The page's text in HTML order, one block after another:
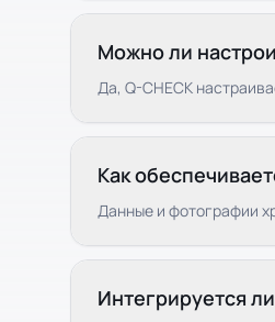
Можно ли
Да, Q-CHECK
Как
Данные и фотографии
Интегрируется